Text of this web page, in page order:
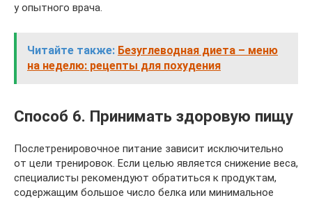
у опытного врача.
Читайте также: Безуглеводная диета – меню
на неделю: рецепты для похудения
Способ 6. Принимать здоровую пищу
Послетренировочное питание зависит исключительно
от цели тренировок. Если целью является снижение веса,
специалисты рекомендуют обратиться к продуктам,
содержащим большое число белка или минимальное